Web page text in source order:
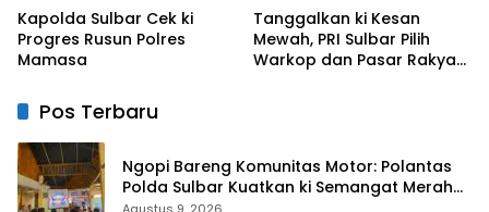
Kapolda Sulbar Cek ki
Progres Rusun Polres
Mamasa
Tanggalkan ki Kesan
Mewah, PRI Sulbar Pilih
Warkop dan Pasar Rakyat
Pos Terbaru
Ngopi Bareng Komunitas Motor: Polantas
Polda Sulbar Kuatkan ki Semangat Merah
Putih dan Keselamatan
Agustus 9, 2026